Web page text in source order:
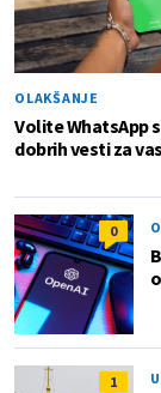
OLAKŠANJE
Volite WhatsApp
dobrih vesti za vas
0
1